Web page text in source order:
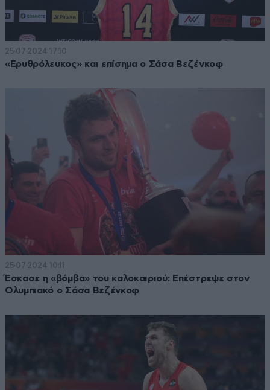
25·07·2024 17:10
«Ερυθρόλευκος» και επίσημα ο Σάσα Βεζένκοφ
25·07·2024 10:11
Έσκασε η «βόμβα» του καλοκαιριού: Επέστρεψε στον
Ολυμπιακό ο Σάσα Βεζένκοφ